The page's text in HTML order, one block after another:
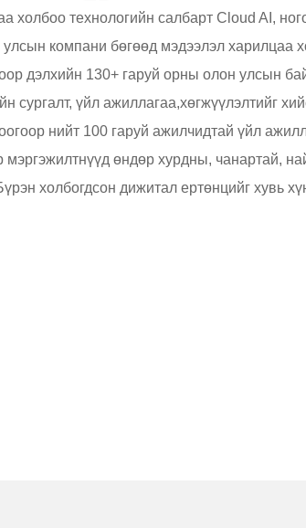
холбоо технологийн салбарт Cloud AI,
компани бөгөөд мэдээлэл харилцаа
дэлхийн 130+ гаруй орны олон улсын
сургалт, үйл ажиллагаа,хөгжүүлэлтийг
нийт 100 гаруй ажилчидтай үйл
өндөр хурдны, чанартай,
холбогдсон дижитал ертөнцийг хувь